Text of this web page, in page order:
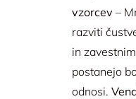
vzorcev –
razviti
in
postanejo
odnosi.